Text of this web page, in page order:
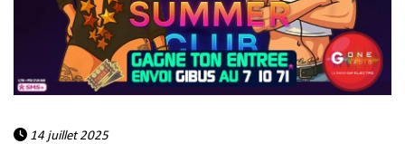
14 juillet 2025